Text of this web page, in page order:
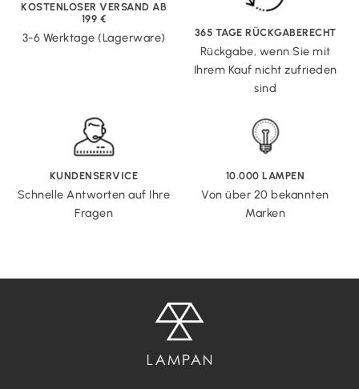
KOSTENLOSER VERSAND AB
199 €
3-6 Werktage (Lagerware) 365 TAGE RÜCKGABERECHT
Rückgabe, wenn Sie mit
Ihrem Kauf nicht zufrieden
sind
KUNDENSERVICE
Schnelle Antworten auf Ihre
Fragen
10.000 LAMPEN
Von über 20 bekannten
Marken